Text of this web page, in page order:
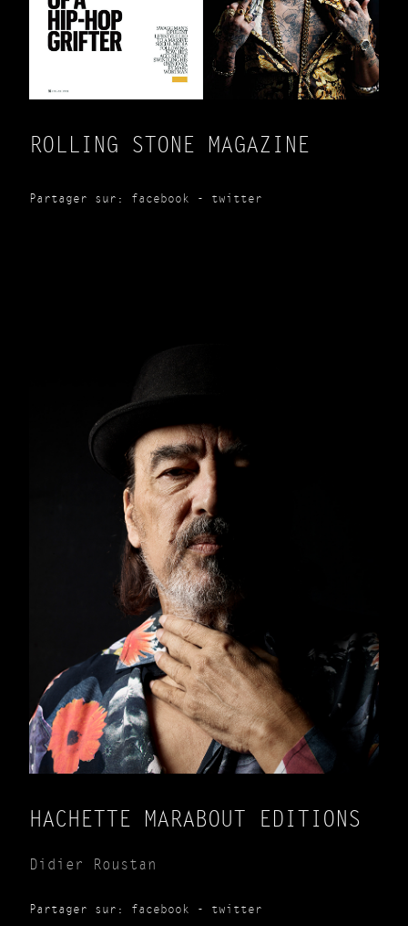
ROLLING STONE MAGAZINE
Partager sur: facebook - twitter
HACHETTE MARABOUT EDITIONS
Didier Roustan
Partager sur: facebook - twitter